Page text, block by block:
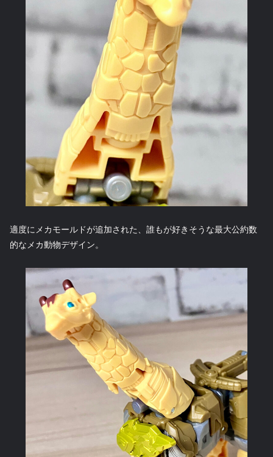
適度にメカモールドが追加された、誰もが好きそうな最大公約数
的なメカ動物デザイン。